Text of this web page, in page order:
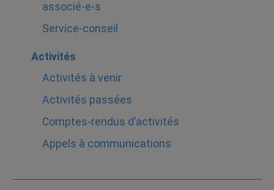
associé-e-s
Service-conseil
Activités
Activités à venir
Activités passées
Comptes-rendus d’activités
Appels à communications